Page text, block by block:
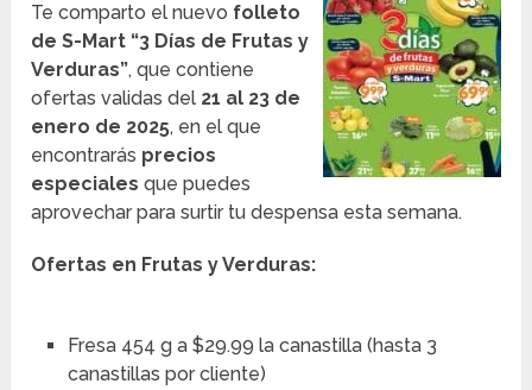
Te comparto el nuevo folleto
de S-Mart “3 Días de Frutas y
Verduras”, que contiene
ofertas validas del 21 al 23 de
enero de 2025, en el que
encontrarás precios
especialesque puedes
aprovechar para surtir tu despensa esta semana.
Ofertas en Frutas y Verduras:
Fresa 454 g a $29.99 la canastilla (hasta 3
canastillas por cliente)